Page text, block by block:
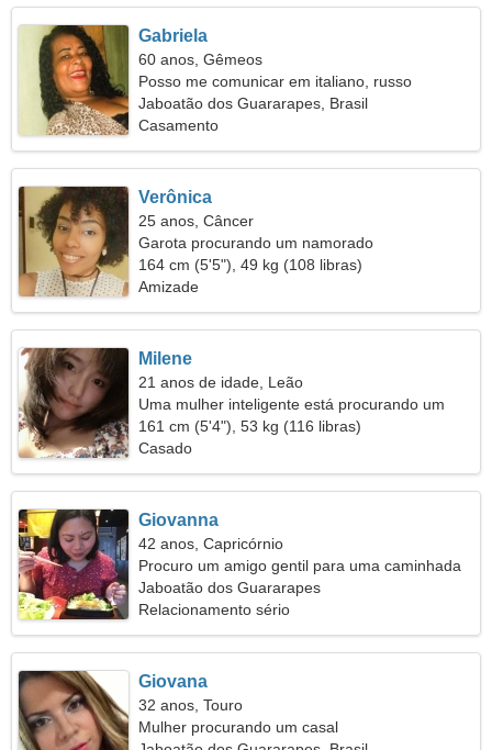
Gabriela
60 anos, Gêmeos
Posso me comunicar em italiano, russo
Jaboatão dos Guararapes, Brasil
Casamento
Verônica
25 anos, Câncer
Garota procurando um namorado
164 cm (5'5"), 49 kg (108 libras)
Amizade
Milene
21 anos de idade, Leão
Uma mulher inteligente está procurando um
relacionamento
161 cm (5'4"), 53 kg (116 libras)
Casado
Giovanna
42 anos, Capricórnio
Procuro um amigo gentil para uma caminhada
Jaboatão dos Guararapes
Relacionamento sério
Giovana
32 anos, Touro
Mulher procurando um casal